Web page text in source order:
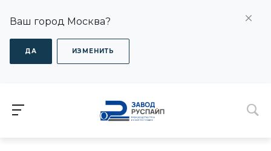
Ваш город Москва?
ДА ИЗМЕНИТЬ